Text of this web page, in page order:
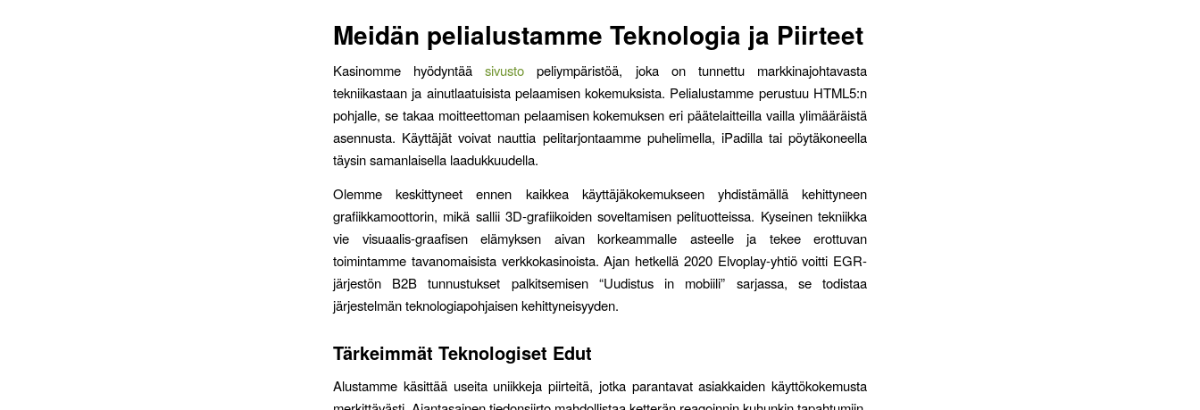
Meidän pelialustamme Teknologia ja Piirteet
Kasinomme hyödyntääsivusto peliympäristöä, joka on tunnettu markkinajohtavasta
tekniikastaan ja ainutlaatuisista pelaamisen kokemuksista. Pelialustamme perustuu HTML5:n
pohjalle, se takaa moitteettoman pelaamisen kokemuksen eri päätelaitteilla vailla ylimääräistä
asennusta. Käyttäjät voivat nauttia pelitarjontaamme puhelimella, iPadilla tai pöytäkoneella
täysin samanlaisella laadukkuudella.
Olemme keskittyneet ennen kaikkea käyttäjäkokemukseen yhdistämällä kehittyneen
grafiikkamoottorin, mikä sallii 3D-grafiikoiden soveltamisen pelituotteissa. Kyseinen tekniikka
vie visuaalis-graafisen elämyksen aivan korkeammalle asteelle ja tekee erottuvan
toimintamme tavanomaisista verkkokasinoista. Ajan hetkellä 2020 Elvoplay-yhtiö voitti EGR-
järjestön B2B tunnustukset palkitsemisen “Uudistus in mobiili” sarjassa, se todistaa
järjestelmän teknologiapohjaisen kehittyneisyyden.
Tärkeimmät Teknologiset Edut
Alustamme käsittää useita uniikkeja piirteitä, jotka parantavat asiakkaiden käyttökokemusta